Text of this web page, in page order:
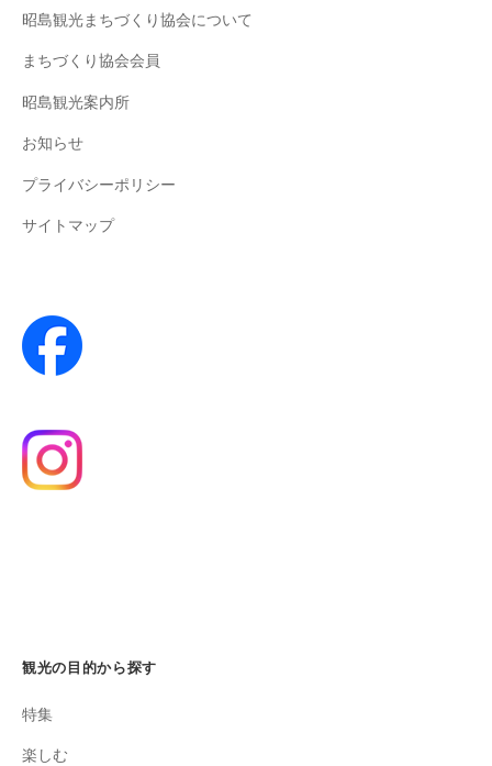
昭島観光まちづくり協会について
まちづくり協会会員
昭島観光案内所
お知らせ
プライバシーポリシー
サイトマップ
観光の目的から探す
特集
楽しむ